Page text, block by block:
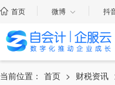
首页 微博 抖
当前位置： 首页 > 财税资讯